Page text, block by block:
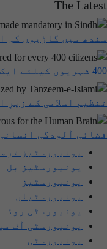
The Latest
سندھ میں گاڑیوں کی
400 شہریوں کیلئے ایک پولیس اہلکار لازمی، کراچی میں صورتحال کیا ہے؟
تنظیم اسلامی کے زیرِ
فضائی آلودگی
یونیورسٹیز
یونیورسٹیز بل
یونیورسٹیز
یونیورسٹیاں
یونیورسٹی روڈ
یونیورسٹی آف
یونیورسٹی